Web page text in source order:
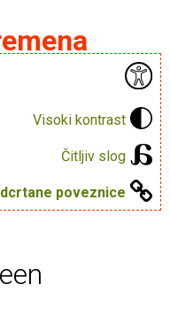
Visoki kontrast
Čitljiv slog
poveznice
knjiga.